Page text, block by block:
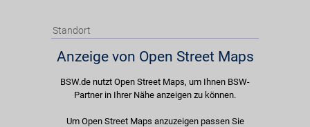
Standort
Anzeige von Open Street Maps
BSW.de nutzt Open Street Maps, um Ihnen BSW-
Partner in Ihrer Nähe anzeigen zu können.
Um Open Street Maps anzuzeigen passen Sie